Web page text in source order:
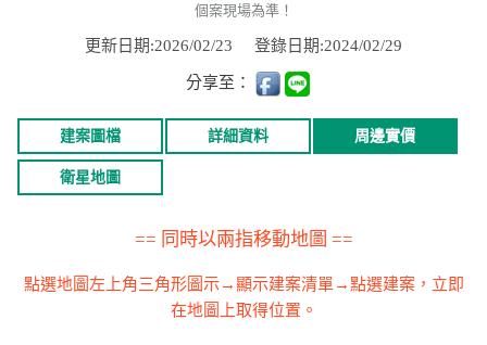
個案現場為準！
更新日期:2026/02/23 登錄日期:2024/02/29
分享至：
建案圖檔 詳細資料 周邊實價
衛星地圖
== 同時以兩指移動地圖 ==
點選地圖左上角三角形圖示→顯示建案清單→點選建案，立即
在地圖上取得位置。